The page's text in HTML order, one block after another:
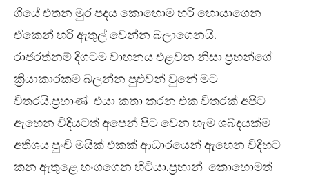
ගියේ එතන මුර පදය කොහොම හරි හොයාගෙන
ඒකෙන් හරි ඇතුල් වෙන්න බලාගෙනයි.
රාජරත්නම් දිගටම වාහනය එළවන නිසා ප්‍රහන්ගේ
ක්‍රියාකාරකම බලන්න පුළුවන් වුනේ මට
විතරයි.ප්‍රහාණ් එයා කතා කරන එක විතරක් අපිට
ඇහෙන විදියටත් අපෙන් පිට වෙන හැම ශබ්දයක්ම
අතිශය පුංචි මයික් එකක් ආධාරයෙන් ඇහෙන විදිහට
කන ඇතුළෙ හංගගෙන හිටියා.ප්‍රහාන් කොහොමත්